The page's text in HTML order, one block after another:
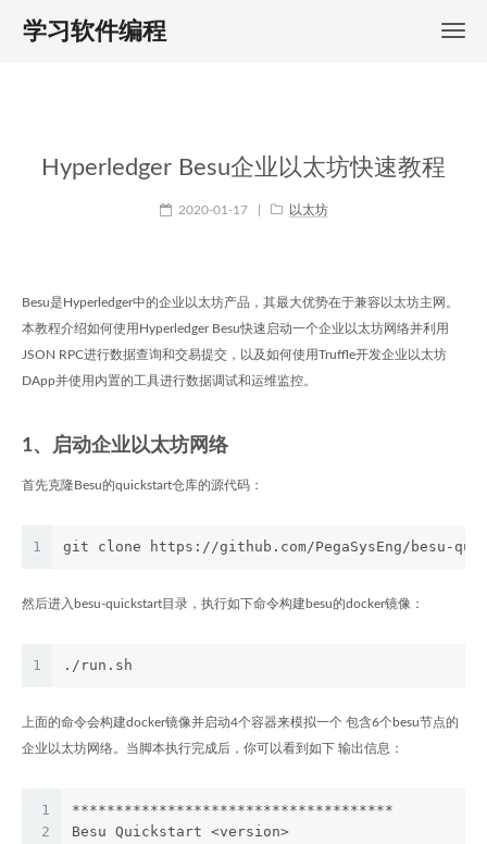
学习软件编程
Hyperledger Besu企业以太坊快速教程
2020-01-17 以太坊
Besu是Hyperledger中的企业以太坊产品，其最大优势在于兼容以太坊主网。
本教程介绍如何使用Hyperledger Besu快速启动一个企业以太坊网络并利用
JSON RPC进行数据查询和交易提交，以及如何使用Truffle开发企业以太坊
DApp并使用内置的工具进行数据调试和运维监控。
1、启动企业以太坊网络
首先克隆Besu的quickstart仓库的源代码：
1 git clone https://github.com/PegaSysEng/besu-
然后进入besu-quickstart目录，执行如下命令构建besu的docker镜像：
1 ./run.sh
上面的命令会构建docker镜像并启动4个容器来模拟一个 包含6个besu节点的
企业以太坊网络。当脚本执行完成后，你可以看到如下 输出信息：
1
2
*************************************
Besu Quickstart <version>